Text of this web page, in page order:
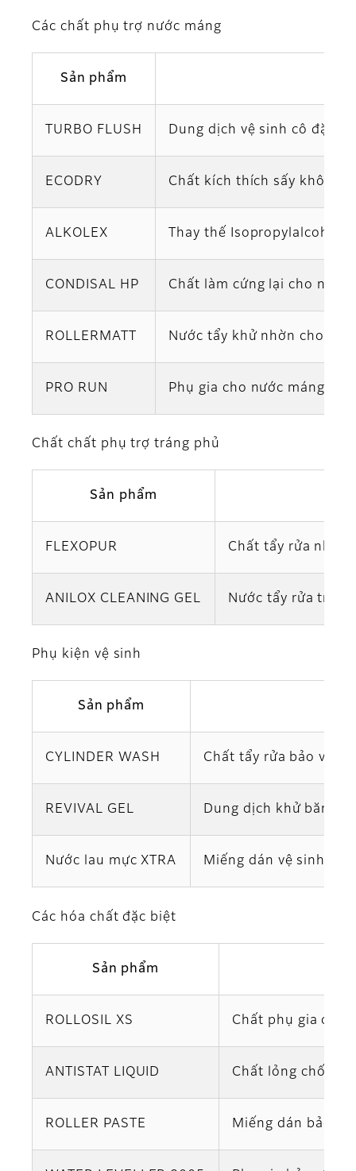
Các chất phụ trợ nước máng
Sản phẩm
TURBO FLUSH Dung dịch vệ sinh cô đặc
ECODRY Chất kích thích sấy khô
ALKOLEX Thay thế Isopropylalcohol
CONDISAL HP Chất làm cứng lại cho nước
ROLLERMATT Nước tẩy khử nhờn cho lô
PRO RUN Phụ gia cho nước máng
Chất chất phụ trợ tráng phủ
Sản phẩm
FLEXOPUR Chất tẩy rửa nhẹ,
ANILOX CLEANING GEL Nước tẩy rửa trục
Phụ kiện vệ sinh
Sản phẩm
CYLINDER WASH Chất tẩy rửa bảo vệ
REVIVAL GEL Dung dịch khử băng
Nước lau mực XTRA Miếng dán vệ sinh
Các hóa chất đặc biệt
Sản phẩm
ROLLOSIL XS Chất phụ gia
ANTISTAT LIQUID Chất lỏng chống
ROLLER PASTE Miếng dán bảo